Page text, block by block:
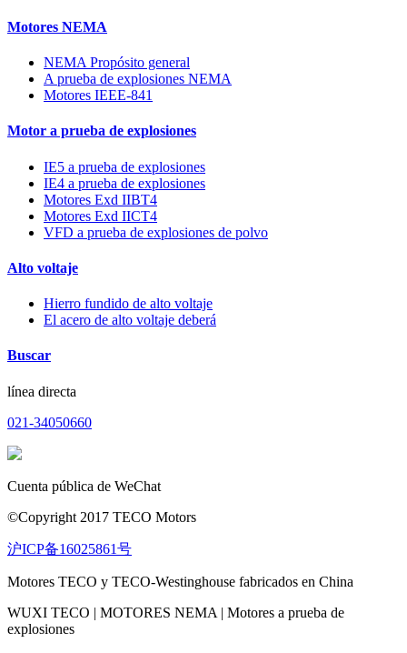
Motores NEMA
NEMA Propósito general
A prueba de explosiones NEMA
Motores IEEE-841
Motor a prueba de explosiones
IE5 a prueba de explosiones
IE4 a prueba de explosiones
Motores Exd IIBT4
Motores Exd IICT4
VFD a prueba de explosiones de polvo
Alto voltaje
Hierro fundido de alto voltaje
El acero de alto voltaje deberá
Buscar
línea directa
021-34050660
Cuenta pública de WeChat
©Copyright 2017 TECO Motors
沪ICP备16025861号
Motores TECO y TECO-Westinghouse fabricados en China
WUXI TECO | MOTORES NEMA | Motores a prueba de
explosiones